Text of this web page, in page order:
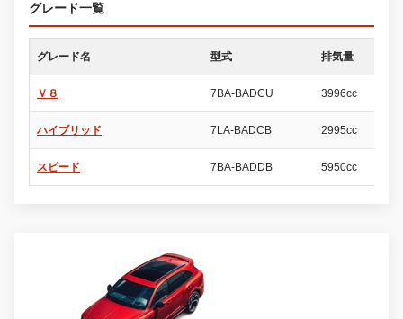
グレード一覧
グレード名 型式 排気量
Ｖ８ 7BA-BADCU 3996cc
ハイブリッド 7LA-BADCB 2995cc
スピード 7BA-BADDB 5950cc